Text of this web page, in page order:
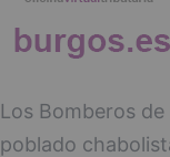
Los Bomberos
poblado